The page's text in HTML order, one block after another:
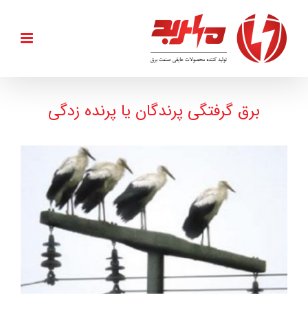
content
برق گرفتگی پرندگان یا پرنده زدگی